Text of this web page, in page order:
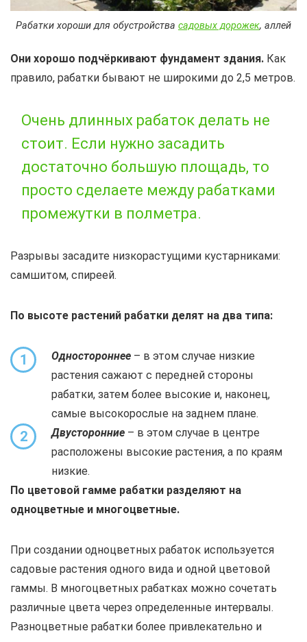
Рабатки хороши для обустройства садовых дорожек, аллей
Они хорошо подчёркивают фундамент здания. Как
правило, рабатки бывают не широкими до 2,5 метров.
Очень длинных рабаток делать не
стоит. Если нужно засадить
достаточно большую площадь, то
просто сделаете между рабатками
промежутки в полметра.
Разрывы засадите низкорастущими кустарниками:
самшитом, спиреей.
По высоте растений рабатки делят на два типа:
1 Одностороннее – в этом случае низкие
растения сажают с передней стороны
рабатки, затем более высокие и, наконец,
самые высокорослые на заднем плане.
2 Двусторонние – в этом случае в центре
расположены высокие растения, а по краям
низкие.
По цветовой гамме рабатки разделяют на
одноцветные и многоцветные.
При создании одноцветных рабаток используется
садовые растения одного вида и одной цветовой
гаммы. В многоцветных рабатках можно сочетать
различные цвета через определенные интервалы.
Разноцветные рабатки более привлекательно и